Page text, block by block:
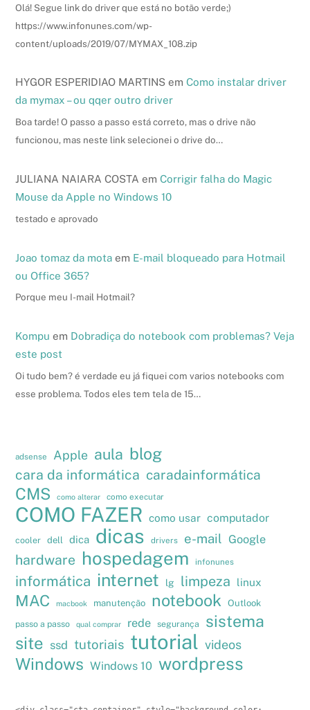
Olá! Segue link do driver que está no botão verde;)
https://www.infonunes.com/wp-
content/uploads/2019/07/MYMAX_108.zip
HYGOR ESPERIDIAO MARTINS emComo instalar driver
da mymax – ou qqer outro driver
Boa tarde! O passo a passo está correto, mas o drive não
funcionou, mas neste link selecionei o drive do…
JULIANA NAIARA COSTA emCorrigir falha do Magic
Mouse da Apple no Windows 10
testado e aprovado
Joao tomaz da mota em E-mail bloqueado para Hotmail
ou Office 365?
Porque meu I-mail Hotmail?
Kompu em Dobradiça do notebook com problemas? Veja
este post
Oi tudo bem? é verdade eu já fiquei com varios notebooks com
esse problema. Todos eles tem tela de 15…
adsense Apple aula blog
cara da informática caradainformática
CMS como alterar como executar
COMO FAZER como usar computador
cooler dell dica dicas drivers e-mail Google
hardware hospedagem infonunes
informática internet lg limpeza linux
MAC macbook manutenção notebook
Outlook
passo a passo
qual comprar rede segurança sistema
site ssd tutoriais tutorial videos
Windows Windows 10 wordpress